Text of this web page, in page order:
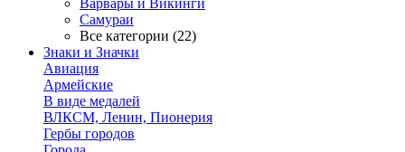
Варвары и Викинги
Самураи
Все категории (22)
Знаки и Значки
Авиация
Армейские
В виде медалей
ВЛКСМ, Ленин, Пионерия
Гербы городов